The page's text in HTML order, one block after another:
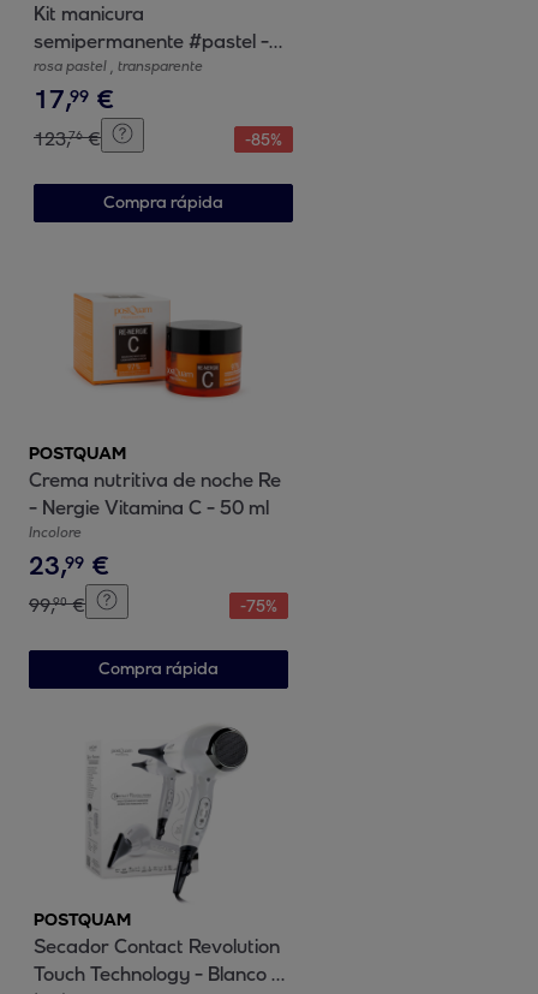
Kit manicura
semipermanente #pastel -
4x5 ml+2x100 ml
rosa pastel , transparente
17,99 €
123,76 € -85%
Compra rápida
POSTQUAM
Crema nutritiva de noche Re
- Nergie Vitamina C - 50 ml
Incolore
23,99 €
99,90 € -75%
Compra rápida
POSTQUAM
Secador Contact Revolution
Touch Technology - Blanco -